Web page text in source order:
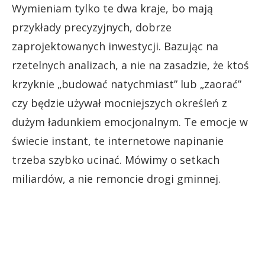
Wymieniam tylko te dwa kraje, bo mają
przykłady precyzyjnych, dobrze
zaprojektowanych inwestycji. Bazując na
rzetelnych analizach, a nie na zasadzie, że ktoś
krzyknie „budować natychmiast” lub „zaorać”
czy będzie używał mocniejszych określeń z
dużym ładunkiem emocjonalnym. Te emocje w
świecie instant, te internetowe napinanie
trzeba szybko ucinać. Mówimy o setkach
miliardów, a nie remoncie drogi gminnej.